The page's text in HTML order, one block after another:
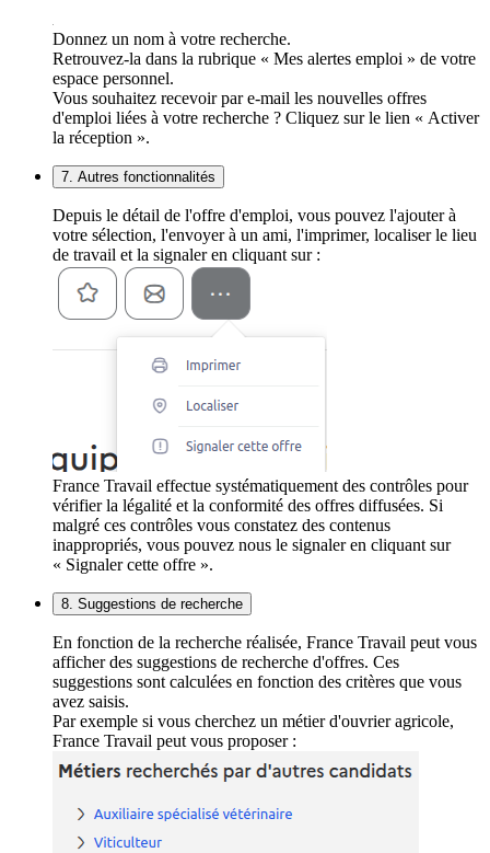
Donnez un nom à votre recherche.
Retrouvez-la dans la rubrique « Mes alertes emploi » de votre
espace personnel.
Vous souhaitez recevoir par e-mail les nouvelles offres
d'emploi liées à votre recherche ? Cliquez sur le lien « Activer
la réception ».
7. Autres fonctionnalités
Depuis le détail de l'offre d'emploi, vous pouvez l'ajouter à
votre sélection, l'envoyer à un ami, l'imprimer, localiser le lieu
de travail et la signaler en cliquant sur :
France Travail effectue systématiquement des contrôles pour
vérifier la légalité et la conformité des offres diffusées. Si
malgré ces contrôles vous constatez des contenus
inappropriés, vous pouvez nous le signaler en cliquant sur
« Signaler cette offre ».
8. Suggestions de recherche
En fonction de la recherche réalisée, France Travail peut vous
afficher des suggestions de recherche d'offres. Ces
suggestions sont calculées en fonction des critères que vous
avez saisis.
Par exemple si vous cherchez un métier d'ouvrier agricole,
France Travail peut vous proposer :